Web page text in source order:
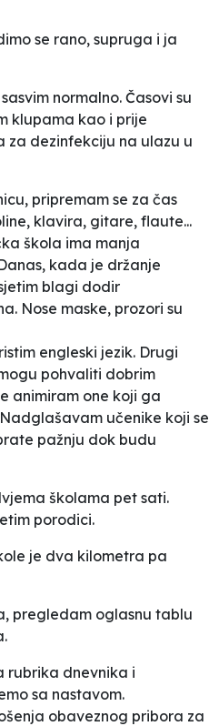
se rano, supruga i ja
normalno. Časovi su
klupama kao i prije
za dezinfekciju na ulazu u
pripremam se za čas
klavira, gitare, flaute...
škola ima manja
kada je držanje
blagi dodir
Nose maske, prozori su
engleski jezik. Drugi
pohvaliti dobrim
animiram one koji ga
učenike koji se
pažnju dok budu
školama pet sati.
porodici.
je dva kilometra pa
pregledam oglasnu tablu
rubrika dnevnika i
sa nastavom.
obaveznog pribora za